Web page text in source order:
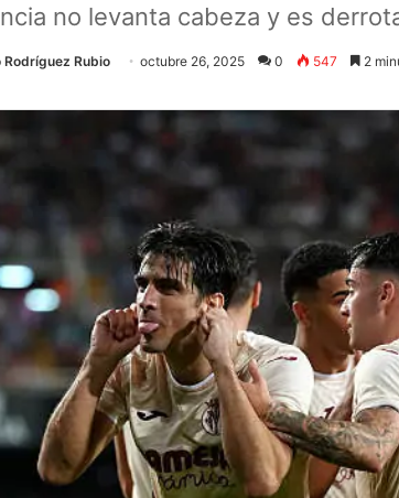
no levanta cabeza y es
Rodríguez Rubio octubre 26, 2025 0 547 2